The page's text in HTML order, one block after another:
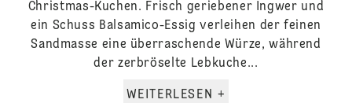
Christmas-Kuchen. Frisch geriebener Ingwer und
ein Schuss Balsamico-Essig verleihen der feinen
Sandmasse eine überraschende Würze, während
der zerbröselte Lebkuche...
WEITERLESEN +